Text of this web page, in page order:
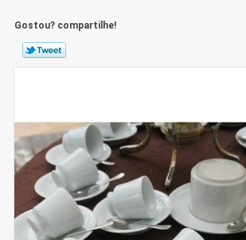
Gostou? compartilhe!